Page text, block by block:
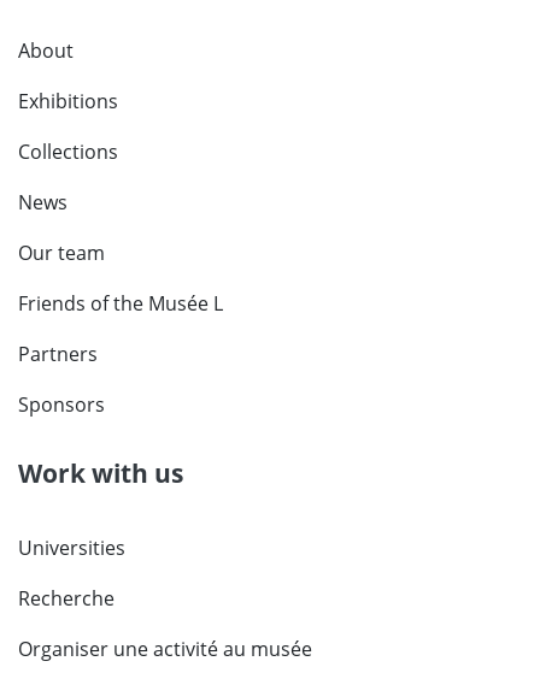
About
Exhibitions
Collections
News
Our team
Friends of the Musée L
Partners
Sponsors
Work with us
Universities
Recherche
Organiser une activité au musée